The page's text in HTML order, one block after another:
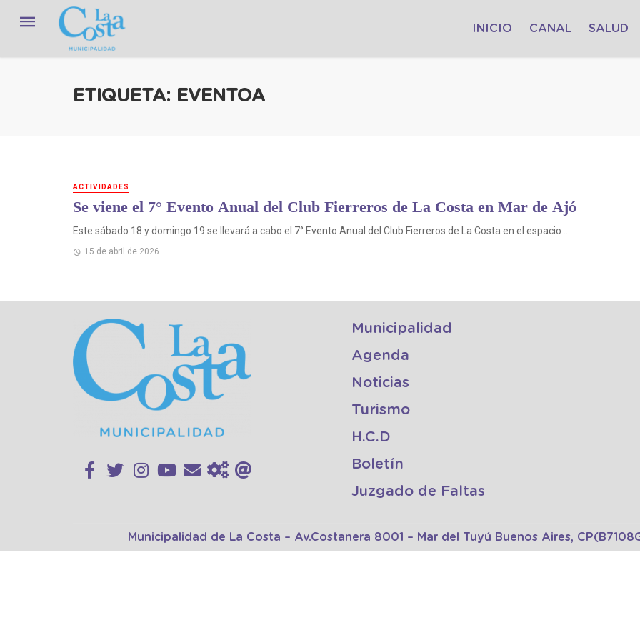
INICIO CANAL SALUD
ETIQUETA: EVENTOA
ACTIVIDADES
Se viene el 7° Evento Anual del Club Fierreros de La Costa en Mar de Ajó
Este sábado 18 y domingo 19 se llevará a cabo el 7° Evento Anual del Club Fierreros de La Costa en el espacio ...
15 de abril de 2026
Municipalidad
Agenda
Noticias
Turismo
H.C.D
Boletín
Juzgado de Faltas
Municipalidad de La Costa – Av.Costanera 8001 – Mar del Tuyú Buenos Aires,